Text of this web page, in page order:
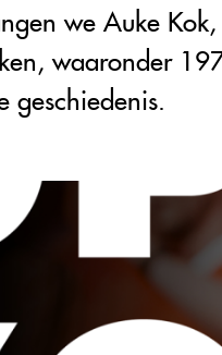
we Auke
waaronder
geschiedenis.